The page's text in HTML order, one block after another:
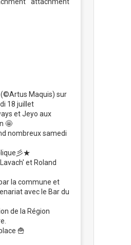
Maquis) sur
18 juillet
et Jeyo aux
🤩
nombreux samedi
彡★
et Roland
la commune et
avec le Bar du
de la Région
🍟